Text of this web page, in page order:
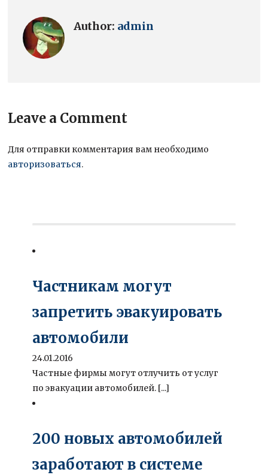
Author: admin
Leave a Comment
Для отправки комментария вам необходимо
авторизоваться.
Частникам могут
запретить эвакуировать
автомобили
24.01.2016
Частные фирмы могут отлучить от услуг
по эвакуации автомобилей. [...]
200 новых автомобилей
заработают в системе